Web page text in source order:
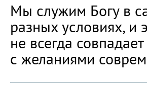
Мы служим Богу в
разных условиях, и
не всегда совпадает
с желаниями